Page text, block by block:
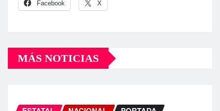
Facebook X
MÁS NOTICIAS